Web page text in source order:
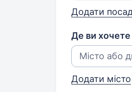
Додати
Де ви
Додати місто